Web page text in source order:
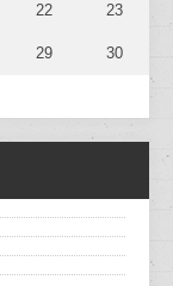
22 23
29 30